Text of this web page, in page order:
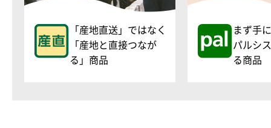
「産地直送」ではなく
「産地と直接つなが
る」商品
まず手
パルシ
る商品